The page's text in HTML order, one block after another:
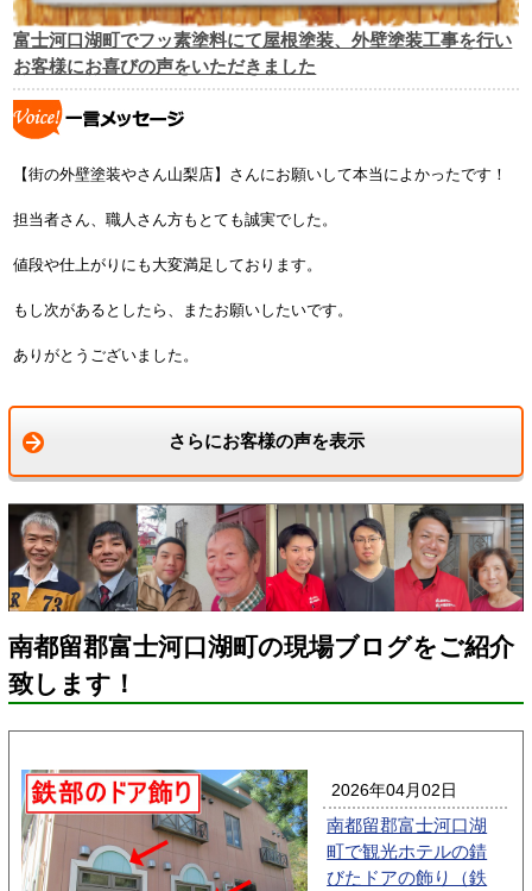
富士河口湖町でフッ素塗料にて屋根塗装、外壁塗装工事を行い
お客様にお喜びの声をいただきました
【街の外壁塗装やさん山梨店】さんにお願いして本当によかったです！
担当者さん、職人さん方もとても誠実でした。
値段や仕上がりにも大変満足しております。
もし次があるとしたら、またお願いしたいです。
ありがとうございました。
さらにお客様の声を表示
南都留郡富士河口湖町の現場ブログをご紹介
致します！
2026年04月02日
南都留郡富士河口湖
町で観光ホテルの錆
びたドアの飾り（鉄